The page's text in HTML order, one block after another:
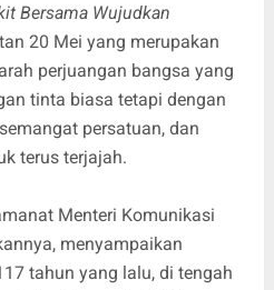
Bersama Wujudkan
20 Mei yang merupakan
perjuangan bangsa yang
tinta biasa tetapi dengan
persatuan, dan
terus terjajah.
Menteri Komunikasi
menyampaikan
tahun yang lalu, di tengah